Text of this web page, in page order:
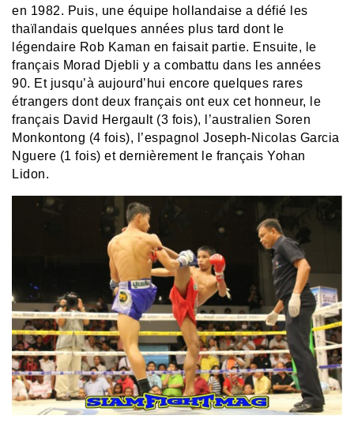
en 1982. Puis, une équipe hollandaise a défié les
thaïlandais quelques années plus tard dont le
légendaire Rob Kaman en faisait partie. Ensuite, le
français Morad Djebli y a combattu dans les années
90. Et jusqu’à aujourd’hui encore quelques rares
étrangers dont deux français ont eux cet honneur, le
français David Hergault (3 fois), l’australien Soren
Monkontong (4 fois), l’espagnol Joseph-Nicolas Garcia
Nguere (1 fois) et dernièrement le français Yohan
Lidon.